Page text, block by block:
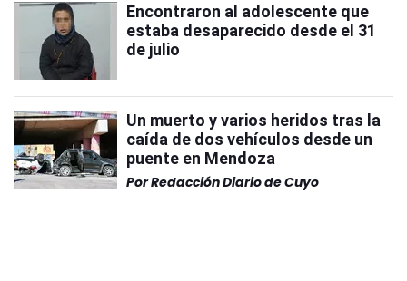
Encontraron al adolescente que
estaba desaparecido desde el 31
de julio
Un muerto y varios heridos tras la
caída de dos vehículos desde un
puente en Mendoza
PorRedacción Diario de Cuyo